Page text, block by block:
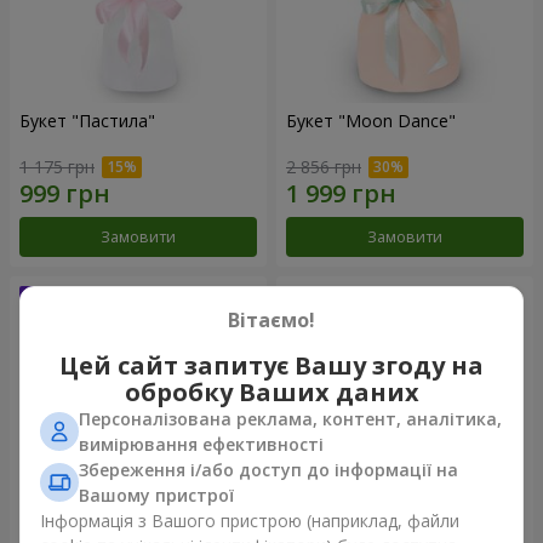
Букет "Пастила"
1 175 грн
Замовити
Букет "Moon Dance"
2 856 грн
Замовити
Вітаємо!
Цей сайт запитує Вашу згоду на
обробку Ваших даних
Персоналізована реклама, контент, аналітика,
вимірювання ефективності
Збереження і/або доступ до інформації на
Вашому пристрої
Інформація з Вашого пристрою (наприклад, файли